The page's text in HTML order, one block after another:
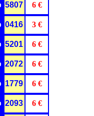
5807 6 €
0416 3 €
5201 6 €
2072 6 €
1779 6 €
2093 6 €